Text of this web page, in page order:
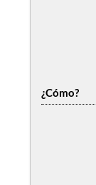
¿Cómo?